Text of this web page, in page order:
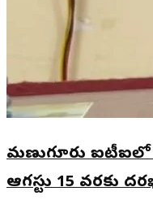
మణుగూరు ఐటీఐలో
ఆగస్టు 15 వరకు